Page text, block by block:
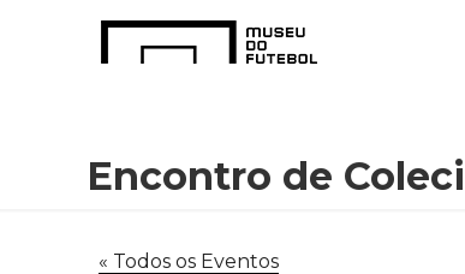
Encontro de
« Todos os Eventos